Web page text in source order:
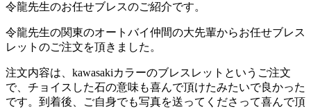
令龍先生のお任せブレスのご紹介です。
令龍先生の関東のオートバイ仲間の大先輩からお任せブレス
レットのご注文を頂きました。
注文内容は、kawasakiカラーのブレスレットというご注文
で、チョイスした石の意味も喜んで頂けたみたいで良かった
です。到着後、ご自身でも写真を送ってくださって喜んで頂